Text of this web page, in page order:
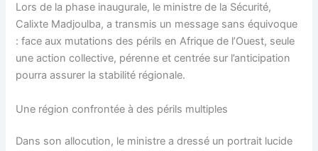
Lors de la phase inaugurale, le ministre de la Sécurité,
Calixte Madjoulba, a transmis un message sans équivoque
: face aux mutations des périls en Afrique de l’Ouest, seule
une action collective, pérenne et centrée sur l’anticipation
pourra assurer la stabilité régionale.
Une région confrontée à des périls multiples
Dans son allocution, le ministre a dressé un portrait lucide